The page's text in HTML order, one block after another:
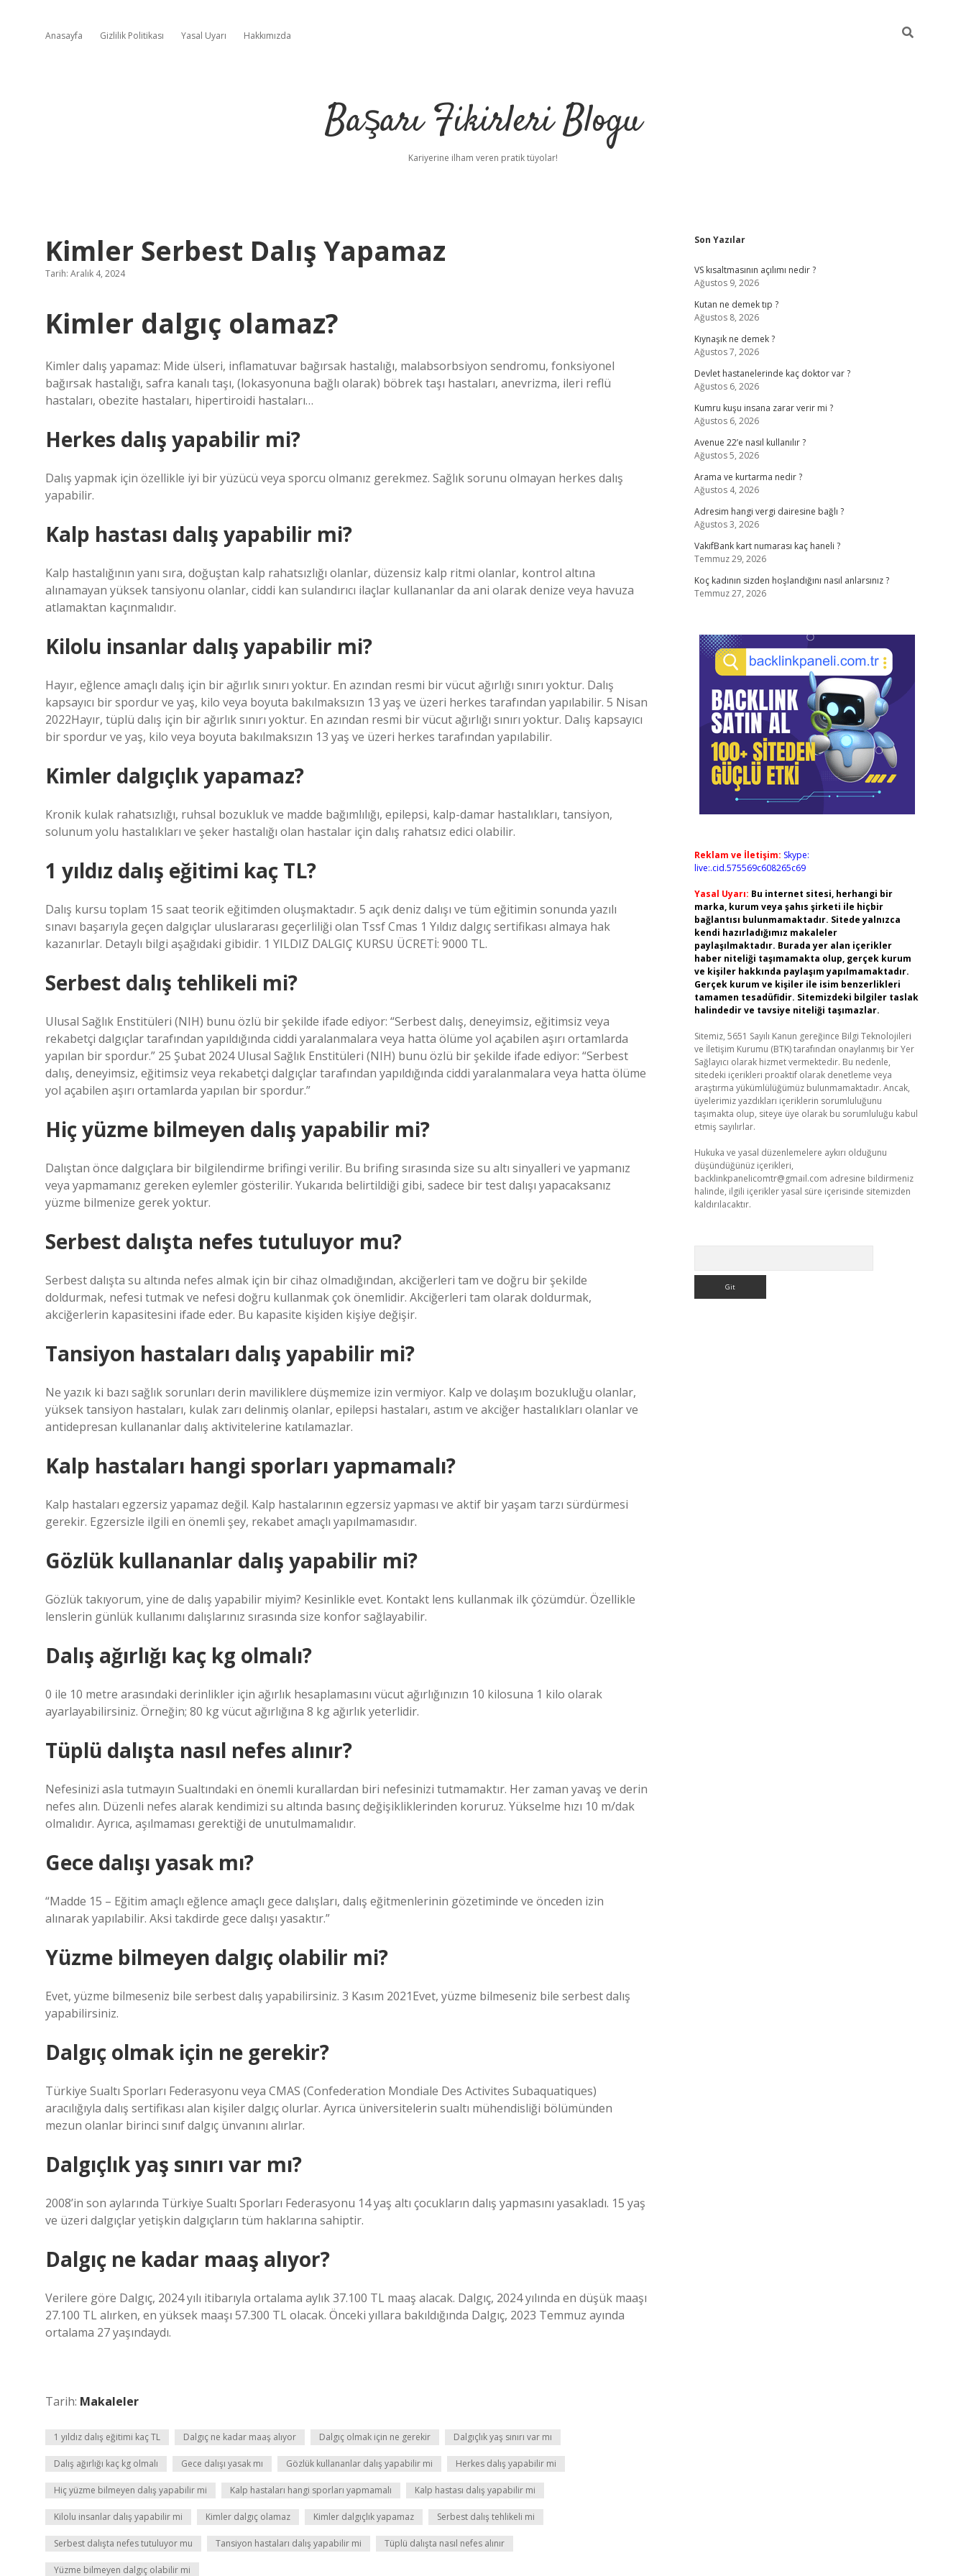
Anasayfa Gizlilik Politikası Yasal Uyarı Hakkımızda
Başarı Fikirleri Blogu
Kariyerine ilham veren pratik tüyolar!
Kimler Serbest Dalış Yapamaz
Tarih: Aralık 4, 2024
Kimler dalgıç olamaz?
Kimler dalış yapamaz: Mide ülseri, inflamatuvar bağırsak hastalığı, malabsorbsiyon sendromu, fonksiyonel
bağırsak hastalığı, safra kanalı taşı, (lokasyonuna bağlı olarak) böbrek taşı hastaları, anevrizma, ileri reflü
hastaları, obezite hastaları, hipertiroidi hastaları…
Herkes dalış yapabilir mi?
Dalış yapmak için özellikle iyi bir yüzücü veya sporcu olmanız gerekmez. Sağlık sorunu olmayan herkes dalış
yapabilir.
Kalp hastası dalış yapabilir mi?
Kalp hastalığının yanı sıra, doğuştan kalp rahatsızlığı olanlar, düzensiz kalp ritmi olanlar, kontrol altına
alınamayan yüksek tansiyonu olanlar, ciddi kan sulandırıcı ilaçlar kullananlar da ani olarak denize veya havuza
atlamaktan kaçınmalıdır.
Kilolu insanlar dalış yapabilir mi?
Hayır, eğlence amaçlı dalış için bir ağırlık sınırı yoktur. En azından resmi bir vücut ağırlığı sınırı yoktur. Dalış
kapsayıcı bir spordur ve yaş, kilo veya boyuta bakılmaksızın 13 yaş ve üzeri herkes tarafından yapılabilir. 5 Nisan
2022Hayır, tüplü dalış için bir ağırlık sınırı yoktur. En azından resmi bir vücut ağırlığı sınırı yoktur. Dalış kapsayıcı
bir spordur ve yaş, kilo veya boyuta bakılmaksızın 13 yaş ve üzeri herkes tarafından yapılabilir.
Kimler dalgıçlık yapamaz?
Kronik kulak rahatsızlığı, ruhsal bozukluk ve madde bağımlılığı, epilepsi, kalp-damar hastalıkları, tansiyon,
solunum yolu hastalıkları ve şeker hastalığı olan hastalar için dalış rahatsız edici olabilir.
1 yıldız dalış eğitimi kaç TL?
Dalış kursu toplam 15 saat teorik eğitimden oluşmaktadır. 5 açık deniz dalışı ve tüm eğitimin sonunda yazılı
sınavı başarıyla geçen dalgıçlar uluslararası geçerliliği olan Tssf Cmas 1 Yıldız dalgıç sertifikası almaya hak
kazanırlar. Detaylı bilgi aşağıdaki gibidir. 1 YILDIZ DALGIÇ KURSU ÜCRETİ: 9000 TL.
Serbest dalış tehlikeli mi?
Ulusal Sağlık Enstitüleri (NIH) bunu özlü bir şekilde ifade ediyor: “Serbest dalış, deneyimsiz, eğitimsiz veya
rekabetçi dalgıçlar tarafından yapıldığında ciddi yaralanmalara veya hatta ölüme yol açabilen aşırı ortamlarda
yapılan bir spordur.” 25 Şubat 2024 Ulusal Sağlık Enstitüleri (NIH) bunu özlü bir şekilde ifade ediyor: “Serbest
dalış, deneyimsiz, eğitimsiz veya rekabetçi dalgıçlar tarafından yapıldığında ciddi yaralanmalara veya hatta ölüme
yol açabilen aşırı ortamlarda yapılan bir spordur.”
Hiç yüzme bilmeyen dalış yapabilir mi?
Dalıştan önce dalgıçlara bir bilgilendirme brifingi verilir. Bu brifing sırasında size su altı sinyalleri ve yapmanız
veya yapmamanız gereken eylemler gösterilir. Yukarıda belirtildiği gibi, sadece bir test dalışı yapacaksanız
yüzme bilmenize gerek yoktur.
Serbest dalışta nefes tutuluyor mu?
Serbest dalışta su altında nefes almak için bir cihaz olmadığından, akciğerleri tam ve doğru bir şekilde
doldurmak, nefesi tutmak ve nefesi doğru kullanmak çok önemlidir. Akciğerleri tam olarak doldurmak,
akciğerlerin kapasitesini ifade eder. Bu kapasite kişiden kişiye değişir.
Tansiyon hastaları dalış yapabilir mi?
Ne yazık ki bazı sağlık sorunları derin maviliklere düşmemize izin vermiyor. Kalp ve dolaşım bozukluğu olanlar,
yüksek tansiyon hastaları, kulak zarı delinmiş olanlar, epilepsi hastaları, astım ve akciğer hastalıkları olanlar ve
antidepresan kullananlar dalış aktivitelerine katılamazlar.
Kalp hastaları hangi sporları yapmamalı?
Kalp hastaları egzersiz yapamaz değil. Kalp hastalarının egzersiz yapması ve aktif bir yaşam tarzı sürdürmesi
gerekir. Egzersizle ilgili en önemli şey, rekabet amaçlı yapılmamasıdır.
Gözlük kullananlar dalış yapabilir mi?
Gözlük takıyorum, yine de dalış yapabilir miyim? Kesinlikle evet. Kontakt lens kullanmak ilk çözümdür. Özellikle
lenslerin günlük kullanımı dalışlarınız sırasında size konfor sağlayabilir.
Dalış ağırlığı kaç kg olmalı?
0 ile 10 metre arasındaki derinlikler için ağırlık hesaplamasını vücut ağırlığınızın 10 kilosuna 1 kilo olarak
ayarlayabilirsiniz. Örneğin; 80 kg vücut ağırlığına 8 kg ağırlık yeterlidir.
Tüplü dalışta nasıl nefes alınır?
Nefesinizi asla tutmayın Sualtındaki en önemli kurallardan biri nefesinizi tutmamaktır. Her zaman yavaş ve derin
nefes alın. Düzenli nefes alarak kendimizi su altında basınç değişikliklerinden koruruz. Yükselme hızı 10 m/dak
olmalıdır. Ayrıca, aşılmaması gerektiği de unutulmamalıdır.
Gece dalışı yasak mı?
“Madde 15 – Eğitim amaçlı eğlence amaçlı gece dalışları, dalış eğitmenlerinin gözetiminde ve önceden izin
alınarak yapılabilir. Aksi takdirde gece dalışı yasaktır.”
Yüzme bilmeyen dalgıç olabilir mi?
Evet, yüzme bilmeseniz bile serbest dalış yapabilirsiniz. 3 Kasım 2021Evet, yüzme bilmeseniz bile serbest dalış
yapabilirsiniz.
Dalgıç olmak için ne gerekir?
Türkiye Sualtı Sporları Federasyonu veya CMAS (Confederation Mondiale Des Activites Subaquatiques)
aracılığıyla dalış sertifikası alan kişiler dalgıç olurlar. Ayrıca üniversitelerin sualtı mühendisliği bölümünden
mezun olanlar birinci sınıf dalgıç ünvanını alırlar.
Dalgıçlık yaş sınırı var mı?
2008’in son aylarında Türkiye Sualtı Sporları Federasyonu 14 yaş altı çocukların dalış yapmasını yasakladı. 15 yaş
ve üzeri dalgıçlar yetişkin dalgıçların tüm haklarına sahiptir.
Dalgıç ne kadar maaş alıyor?
Verilere göre Dalgıç, 2024 yılı itibarıyla ortalama aylık 37.100 TL maaş alacak. Dalgıç, 2024 yılında en düşük maaşı
27.100 TL alırken, en yüksek maaşı 57.300 TL olacak. Önceki yıllara bakıldığında Dalgıç, 2023 Temmuz ayında
ortalama 27 yaşındaydı.
Tarih: Makaleler
1 yıldız dalış eğitimi kaç TL Dalgıç ne kadar maaş alıyor Dalgıç olmak için ne gerekir Dalgıçlık yaş sınırı var mı
Dalış ağırlığı kaç kg olmalı Gece dalışı yasak mı Gözlük kullananlar dalış yapabilir mi Herkes dalış yapabilir mi
Hiç yüzme bilmeyen dalış yapabilir mi Kalp hastaları hangi sporları yapmamalı Kalp hastası dalış yapabilir mi
Kilolu insanlar dalış yapabilir mi Kimler dalgıç olamaz Kimler dalgıçlık yapamaz Serbest dalış tehlikeli mi
Serbest dalışta nefes tutuluyor mu Tansiyon hastaları dalış yapabilir mi Tüplü dalışta nasıl nefes alınır
Yüzme bilmeyen dalgıç olabilir mi
Sidebar
Son Yazılar
VS kısaltmasının açılımı nedir ?
Ağustos 9, 2026
Kutan ne demek tıp ?
Ağustos 8, 2026
Kıynaşık ne demek ?
Ağustos 7, 2026
Devlet hastanelerinde kaç doktor var ?
Ağustos 6, 2026
Kumru kuşu insana zarar verir mi ?
Ağustos 6, 2026
Avenue 22’e nasıl kullanılır ?
Ağustos 5, 2026
Arama ve kurtarma nedir ?
Ağustos 4, 2026
Adresim hangi vergi dairesine bağlı ?
Ağustos 3, 2026
VakıfBank kart numarası kaç haneli ?
Temmuz 29, 2026
Koç kadının sizden hoşlandığını nasıl anlarsınız ?
Temmuz 27, 2026
Reklam ve İletişim: Skype:
live:.cid.575569c608265c69
Yasal Uyarı: Bu internet sitesi, herhangi bir
marka, kurum veya şahıs şirketi ile hiçbir
bağlantısı bulunmamaktadır. Sitede yalnızca
kendi hazırladığımız makaleler
paylaşılmaktadır. Burada yer alan içerikler
haber niteliği taşımamakta olup, gerçek kurum
ve kişiler hakkında paylaşım yapılmamaktadır.
Gerçek kurum ve kişiler ile isim benzerlikleri
tamamen tesadüfidir. Sitemizdeki bilgiler taslak
halindedir ve tavsiye niteliği taşımazlar.
Sitemiz, 5651 Sayılı Kanun gereğince Bilgi Teknolojileri
ve İletişim Kurumu (BTK) tarafından onaylanmış bir Yer
Sağlayıcı olarak hizmet vermektedir. Bu nedenle,
sitedeki içerikleri proaktif olarak denetleme veya
araştırma yükümlülüğümüz bulunmamaktadır. Ancak,
üyelerimiz yazdıkları içeriklerin sorumluluğunu
taşımakta olup, siteye üye olarak bu sorumluluğu kabul
etmiş sayılırlar.
Hukuka ve yasal düzenlemelere aykırı olduğunu
düşündüğünüz içerikleri,
backlinkpanelicomtr@gmail.com adresine bildirmeniz
halinde, ilgili içerikler yasal süre içerisinde sitemizden
kaldırılacaktır.